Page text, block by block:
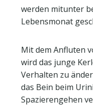
werden mitunter
Lebensmonat
Mit dem Anfluten
wird das junge
Verhalten zu
das Bein beim
Spazierengehen